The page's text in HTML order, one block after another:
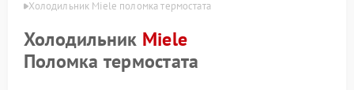
Холодильник Miele поломка термостата
Холодильник Miele
Поломка термостата